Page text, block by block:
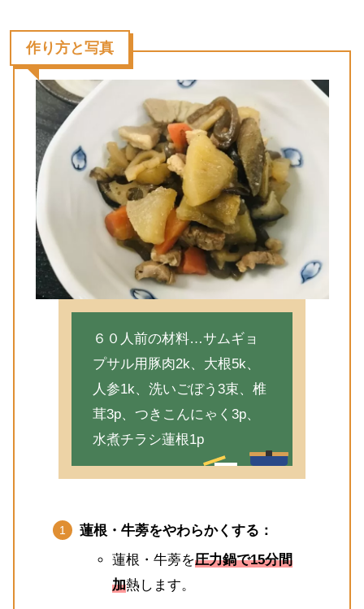
作り方と写真
６０人前の材料…サムギョ
プサル用豚肉2k、大根5k、
人参1k、洗いごぼう3束、椎
茸3p、つきこんにゃく3p、
水煮チラシ蓮根1p
蓮根・牛蒡をやわらかくする：
蓮根・牛蒡を圧力鍋で15分間
加熱します。